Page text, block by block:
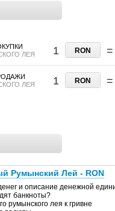
ЛЕЯ
1 RON =
ЛЕЯ
1 RON =